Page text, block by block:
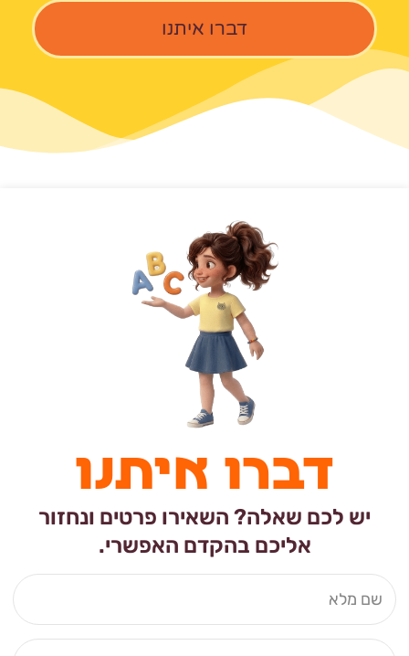
i
l
דברו איתנו
דברו איתנו
יש לכם שאלה? השאירו פרטים ונחזור
אליכם בהקדם האפשרי.